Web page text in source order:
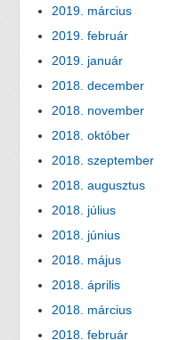
2019. március
2019. február
2019. január
2018. december
2018. november
2018. október
2018. szeptember
2018. augusztus
2018. július
2018. június
2018. május
2018. április
2018. március
2018. február